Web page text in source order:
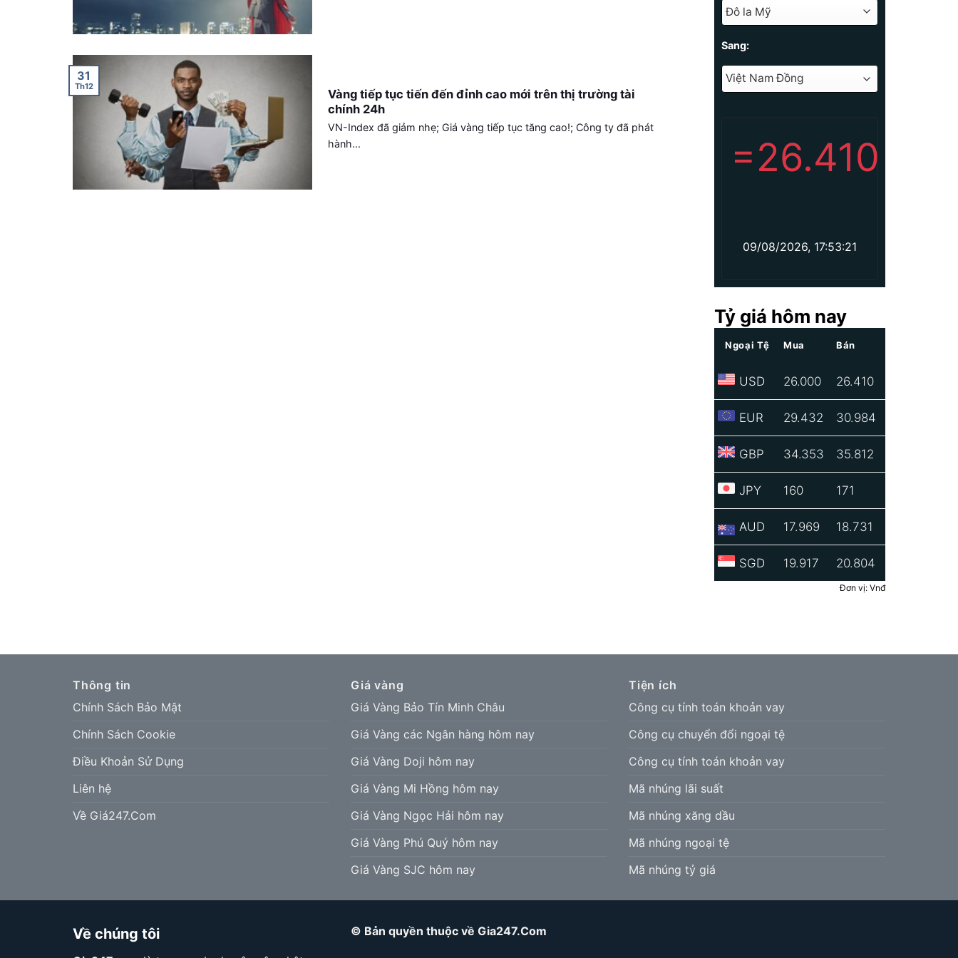
Vàng tiếp tục tiến đến đỉnh cao mới trên thị trường tài
chính 24h
VN-Index đã giảm nhẹ; Giá vàng tiếp tục tăng cao!; Công ty đã phát
hành...
31
Th12
Sang:
=26.410
09/08/2026, 17:53:21
Tỷ giá hôm nay
Ngoại Tệ Mua Bán
USD 26.000 26.410
EUR 29.432 30.984
GBP 34.353 35.812
JPY 160 171
AUD 17.969 18.731
SGD 19.917 20.804
Đơn vị: Vnđ
Thông tin
Chính Sách Bảo Mật
Chính Sách Cookie
Điều Khoản Sử Dụng
Liên hệ
Về Giá247.Com
Giá vàng
Giá Vàng Bảo Tín Minh Châu
Giá Vàng các Ngân hàng hôm nay
Giá Vàng Doji hôm nay
Giá Vàng Mi Hồng hôm nay
Giá Vàng Ngọc Hải hôm nay
Giá Vàng Phú Quý hôm nay
Giá Vàng SJC hôm nay
Tiện ích
Công cụ tính toán khoản vay
Công cụ chuyển đổi ngoại tệ
Công cụ tính toán khoản vay
Mã nhúng lãi suất
Mã nhúng xăng dầu
Mã nhúng ngoại tệ
Mã nhúng tỷ giá
Về chúng tôi © Bản quyền thuộc về Gia247.Com